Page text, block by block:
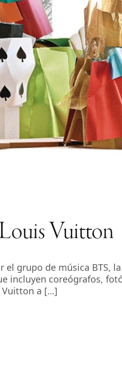
Vuitton
grupo de música BTS,
incluyen coreógrafos,
Vuitton a […]